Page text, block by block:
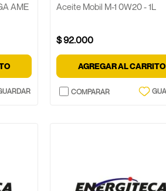
AME Aceite Mobil M-1 0W20 - 1L
$92.000
AGREGAR AL CARRITO